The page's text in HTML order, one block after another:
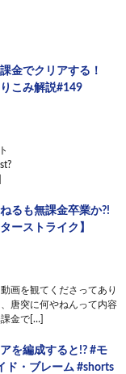
金でクリアする！
こみ解説#149
るも無課金卒業か?!
ーストライク】
画を観てくださってあり
唐突に何やねんって内容
金で[…]
を編成すると!? #モ
ド・ブレーム #shorts